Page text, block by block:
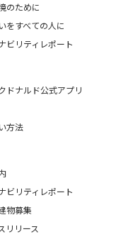
のために
をすべての人に
ビリティレポート
ドナルド公式アプリ
方法
ビリティレポート
物募集
リリース